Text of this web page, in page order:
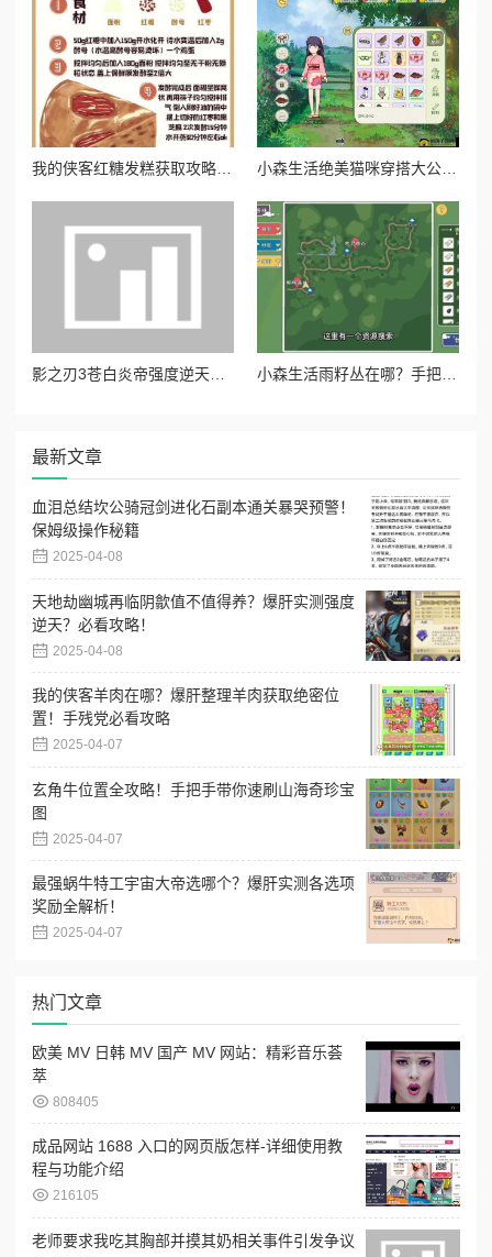
小森生活绝美猫咪穿搭大公开！超全获取攻略一次收齐
小森生活雨籽丛在哪？手把手教你找绝美打卡点！
最新文章
血泪总结坎公骑冠剑进化石副本通关暴哭预警！
保姆级操作秘籍
2025-04-08
天地劫幽城再临阴歙值不值得养？爆肝实测强度
逆天？必看攻略！
2025-04-08
我的侠客羊肉在哪？爆肝整理羊肉获取绝密位
置！手残党必看攻略
2025-04-07
玄角牛位置全攻略！手把手带你速刷山海奇珍宝
图
2025-04-07
最强蜗牛特工宇宙大帝选哪个？爆肝实测各选项
奖励全解析！
2025-04-07
热门文章
欧美 MV 日韩 MV 国产 MV 网站：精彩音乐荟
萃
808405
成品网站 1688 入口的网页版怎样-详细使用教
程与功能介绍
216105
老师要求我吃其胸部并摸其奶相关事件引发争议